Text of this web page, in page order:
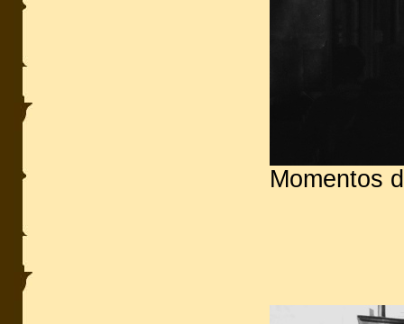
Momentos